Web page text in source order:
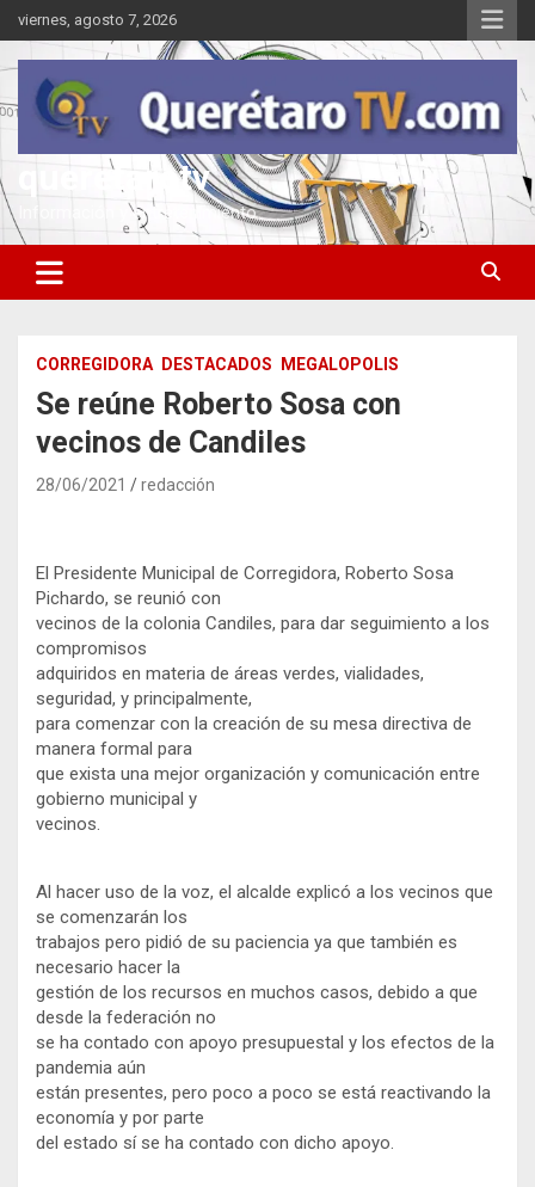
Saltar
al
contenido
viernes, agosto 7, 2026
queretarotv
Información y entretenimiento
CORREGIDORA DESTACADOS MEGALOPOLIS
Se reúne Roberto Sosa con
vecinos de Candiles
28/06/2021 redacción
El Presidente Municipal de Corregidora, Roberto Sosa
Pichardo, se reunió con
vecinos de la colonia Candiles, para dar seguimiento a los
compromisos
adquiridos en materia de áreas verdes, vialidades,
seguridad, y principalmente,
para comenzar con la creación de su mesa directiva de
manera formal para
que exista una mejor organización y comunicación entre
gobierno municipal y
vecinos.
Al hacer uso de la voz, el alcalde explicó a los vecinos que
se comenzarán los
trabajos pero pidió de su paciencia ya que también es
necesario hacer la
gestión de los recursos en muchos casos, debido a que
desde la federación no
se ha contado con apoyo presupuestal y los efectos de la
pandemia aún
están presentes, pero poco a poco se está reactivando la
economía y por parte
del estado sí se ha contado con dicho apoyo.